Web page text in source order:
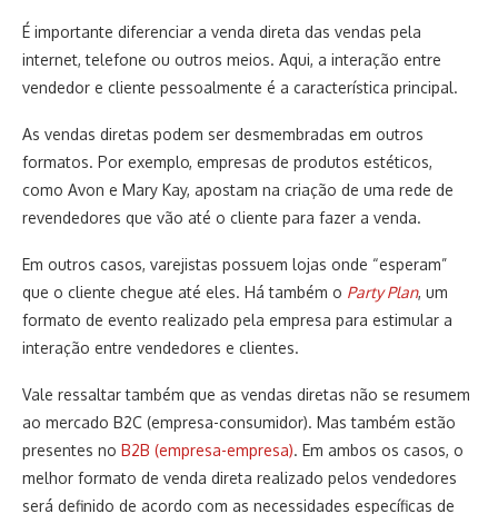
É importante diferenciar a venda direta das vendas pela
internet, telefone ou outros meios. Aqui, a interação entre
vendedor e cliente pessoalmente é a característica principal.
As vendas diretas podem ser desmembradas em outros
formatos. Por exemplo, empresas de produtos estéticos,
como Avon e Mary Kay, apostam na criação de uma rede de
revendedores que vão até o cliente para fazer a venda.
Em outros casos, varejistas possuem lojas onde “esperam”
que o cliente chegue até eles. Há também o Party Plan, um
formato de evento realizado pela empresa para estimular a
interação entre vendedores e clientes.
Vale ressaltar também que as vendas diretas não se resumem
ao mercado B2C (empresa-consumidor). Mas também estão
presentes no B2B (empresa-empresa). Em ambos os casos, o
melhor formato de venda direta realizado pelos vendedores
será definido de acordo com as necessidades específicas de